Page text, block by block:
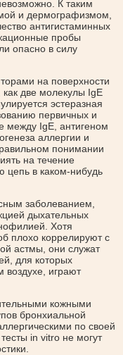
К таким
и дермографизмом,
антигистаминных
пробы
опасно в силу
на поверхности
как две молекулы IgE
эстеразная
первичных и
между IgE, антигеном
аллергии и
понимании
на течение
цепь в каком-нибудь
заболеванием,
дыхательных
Хотя
плохо коррелируют с
астмы, они служат
для которых
играют
кожными
бронхиальной
по своей
in vitro не могут